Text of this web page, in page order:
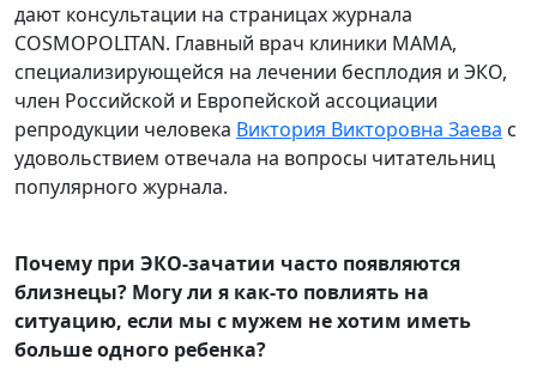
дают консультации на страницах журнала
COSMOPOLITAN. Главный врач клиники МАМА,
специализирующейся на лечении бесплодия и ЭКО,
член Российской и Европейской ассоциации
репродукции человека Виктория Викторовна Заева с
удовольствием отвечала на вопросы читательниц
популярного журнала.
Почему при ЭКО-зачатии часто появляются
близнецы? Могу ли я как-то повлиять на
ситуацию, если мы с мужем не хотим иметь
больше одного ребенка?